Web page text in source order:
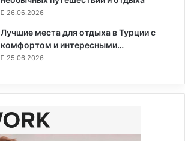
26.06.2026
Лучшие места для отдыха в Турции с
комфортом и интересными…
25.06.2026